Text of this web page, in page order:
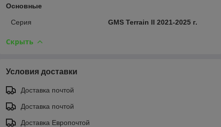
Основные
Серия GMS Terrain II 2021-2025 г.
Скрыть
Условия доставки
Доставка почтой
Доставка почтой
Доставка Европочтой